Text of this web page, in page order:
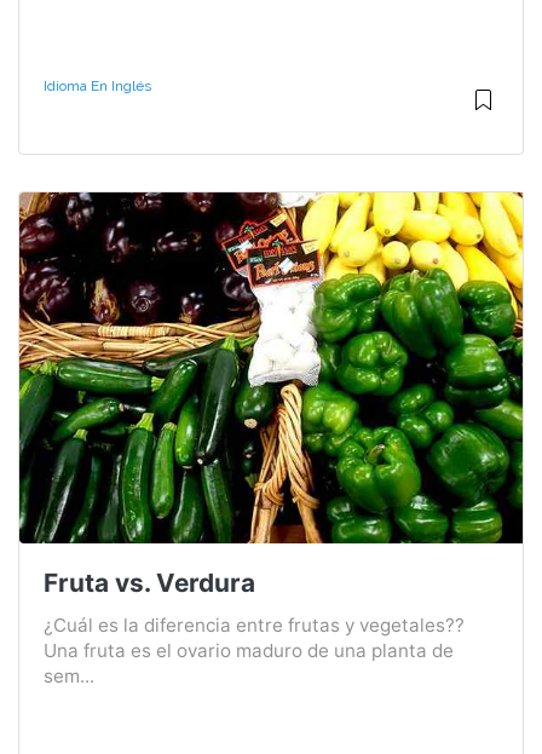
Idioma En Inglés
Fruta vs. Verdura
¿Cuál es la diferencia entre frutas y vegetales??
Una fruta es el ovario maduro de una planta de
sem...